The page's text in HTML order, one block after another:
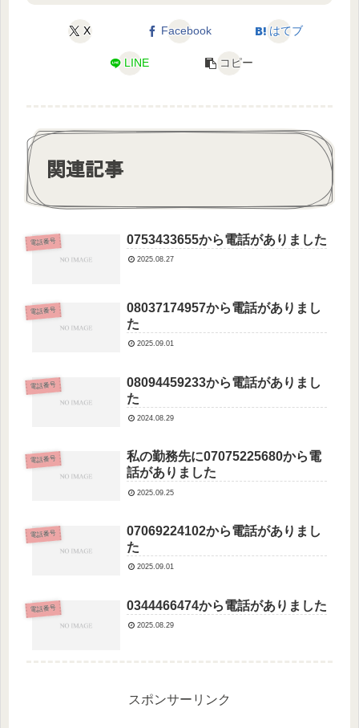
X Facebook はてブ
LINE コピー
関連記事
電話番号 0753433655から電話がありました
2025.08.27
電話番号
08037174957から電話がありまし
た
2025.09.01
電話番号
08094459233から電話がありまし
た
2024.08.29
電話番号
私の勤務先に07075225680から電
話がありました
2025.09.25
電話番号
07069224102から電話がありまし
た
2025.09.01
電話番号 0344466474から電話がありました
2025.08.29
スポンサーリンク